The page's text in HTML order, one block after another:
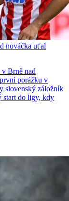
nováčka uťal
Brně nad
porážku v
slovenský záložník
start do ligy, kdy